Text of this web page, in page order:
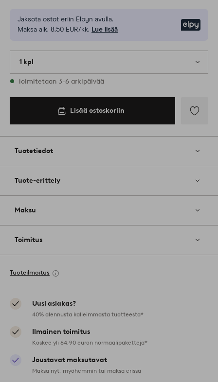
Jaksota ostot eriin Elpyn avulla.
Maksa alk. 8,50 EUR/kk. Lue lisää
1 kpl
Varastossa
Toimitetaan 3-6 arkipäivää
Lisää ostoskoriin
Tuotetiedot
Tuote-erittely
Maksu
Toimitus
Tuoteilmoitus
Uusi asiakas?
40% alennusta kalleimmasta tuotteesta*
Ilmainen toimitus
Koskee yli 64,90 euron normaalipaketteja*
Joustavat maksutavat
Maksa nyt, myöhemmin tai maksa erissä